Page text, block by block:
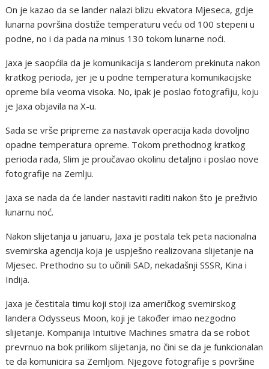
On je kazao da se lander nalazi blizu ekvatora Mjeseca, gdje
lunarna površina dostiže temperaturu veću od 100 stepeni u
podne, no i da pada na minus 130 tokom lunarne noći.
Jaxa je saopćila da je komunikacija s landerom prekinuta nakon
kratkog perioda, jer je u podne temperatura komunikacijske
opreme bila veoma visoka. No, ipak je poslao fotografiju, koju
je Jaxa objavila na X-u.
Sada se vrše pripreme za nastavak operacija kada dovoljno
opadne temperatura opreme. Tokom prethodnog kratkog
perioda rada, Slim je proučavao okolinu detaljno i poslao nove
fotografije na Zemlju.
Jaxa se nada da će lander nastaviti raditi nakon što je preživio
lunarnu noć.
Nakon slijetanja u januaru, Jaxa je postala tek peta nacionalna
svemirska agencija koja je uspješno realizovana slijetanje na
Mjesec. Prethodno su to učinili SAD, nekadašnji SSSR, Kina i
Indija.
Jaxa je čestitala timu koji stoji iza američkog svemirskog
landera Odysseus Moon, koji je također imao nezgodno
slijetanje. Kompanija Intuitive Machines smatra da se robot
prevrnuo na bok prilikom slijetanja, no čini se da je funkcionalan
te da komunicira sa Zemljom. Njegove fotografije s površine